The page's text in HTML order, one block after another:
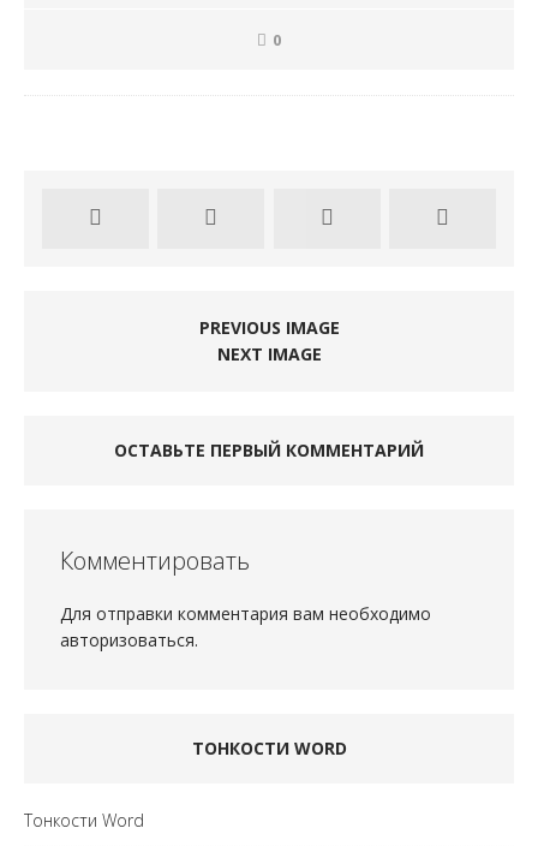
0
PREVIOUS IMAGE
NEXT IMAGE
ОСТАВЬТЕ ПЕРВЫЙ КОММЕНТАРИЙ
Комментировать
Для отправки комментария вам необходимо
авторизоваться.
ТОНКОСТИ WORD
Тонкости Word